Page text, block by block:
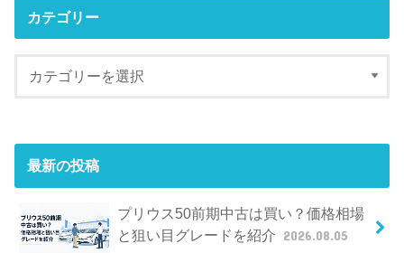
カテゴリー
最新の投稿
プリウス50前期中古は買い？価格相場
と狙い目グレードを紹介 2026.08.05